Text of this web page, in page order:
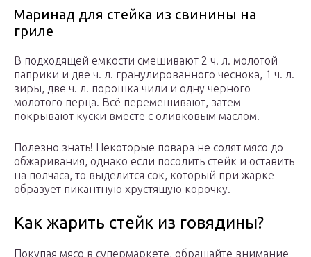
Маринад для стейка из свинины на
гриле
В подходящей емкости смешивают 2 ч. л. молотой
паприки и две ч. л. гранулированного чеснока, 1 ч. л.
зиры, две ч. л. порошка чили и одну черного
молотого перца. Всё перемешивают, затем
покрывают куски вместе с оливковым маслом.
Полезно знать! Некоторые повара не солят мясо до
обжаривания, однако если посолить стейк и оставить
на полчаса, то выделится сок, который при жарке
образует пикантную хрустящую корочку.
Как жарить стейк из говядины?
Покупая мясо в супермаркете, обращайте внимание